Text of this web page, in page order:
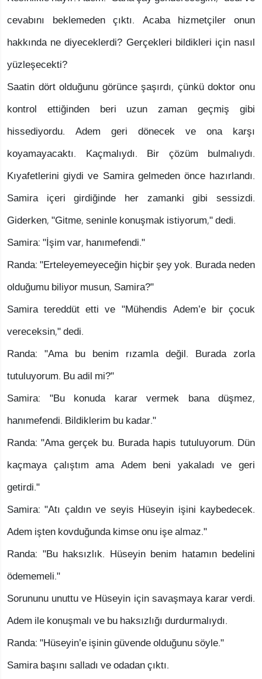
cevabını beklemeden çıktı. Acaba hizmetçiler onun
hakkında ne diyeceklerdi? Gerçekleri bildikleri için nasıl
yüzleşecekti?
Saatin dört olduğunu görünce şaşırdı, çünkü doktor onu
kontrol ettiğinden beri uzun zaman geçmiş gibi
hissediyordu. Adem geri dönecek ve ona karşı
koyamayacaktı. Kaçmalıydı. Bir çözüm bulmalıydı.
Kıyafetlerini giydi ve Samira gelmeden önce hazırlandı.
Samira içeri girdiğinde her zamanki gibi sessizdi.
Giderken, "Gitme, seninle konuşmak istiyorum," dedi.
Samira: "İşim var, hanımefendi."
Randa: "Erteleyemeyeceğin hiçbir şey yok. Burada neden
olduğumu biliyor musun, Samira?"
Samira tereddüt etti ve "Mühendis Adem’e bir çocuk
vereceksin," dedi.
Randa: "Ama bu benim rızamla değil. Burada zorla
tutuluyorum. Bu adil mi?"
Samira: "Bu konuda karar vermek bana düşmez,
hanımefendi. Bildiklerim bu kadar."
Randa: "Ama gerçek bu. Burada hapis tutuluyorum. Dün
kaçmaya çalıştım ama Adem beni yakaladı ve geri
getirdi."
Samira: "Atı çaldın ve seyis Hüseyin işini kaybedecek.
Adem işten kovduğunda kimse onu işe almaz."
Randa: "Bu haksızlık. Hüseyin benim hatamın bedelini
ödememeli."
Sorununu unuttu ve Hüseyin için savaşmaya karar verdi.
Adem ile konuşmalı ve bu haksızlığı durdurmalıydı.
Randa: "Hüseyin’e işinin güvende olduğunu söyle."
Samira başını salladı ve odadan çıktı.